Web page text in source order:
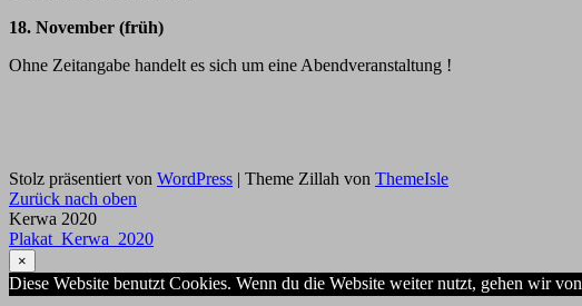
18. November (früh)
Ohne Zeitangabe handelt es sich um eine Abendveranstaltung !
Stolz präsentiert von WordPress | Theme Zillah von ThemeIsle
Zurück nach oben
Kerwa 2020
Plakat_Kerwa_2020
×
Diese Website benutzt Cookies. Wenn du die Website weiter nutzt, gehen wir